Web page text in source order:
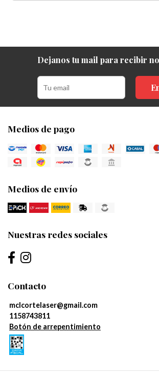
Dejanos tu mail para recibir
Medios de pago
Medios de envío
Nuestras redes sociales
Contacto
mclcortelaser@gmail.com
1158743811
Botón de arrepentimiento